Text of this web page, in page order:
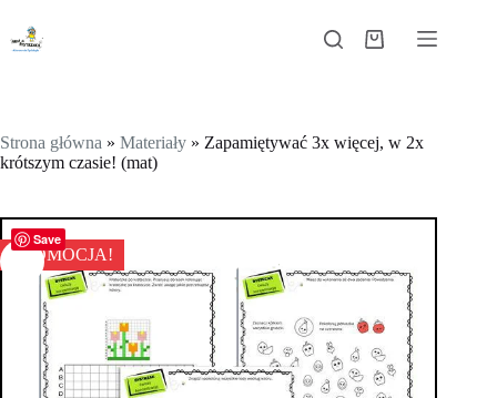
treści
Koszyk
Strona główna » Materiały » Zapamiętywać 3x więcej, w 2x
krótszym czasie! (mat)
Save
PROMOCJA!